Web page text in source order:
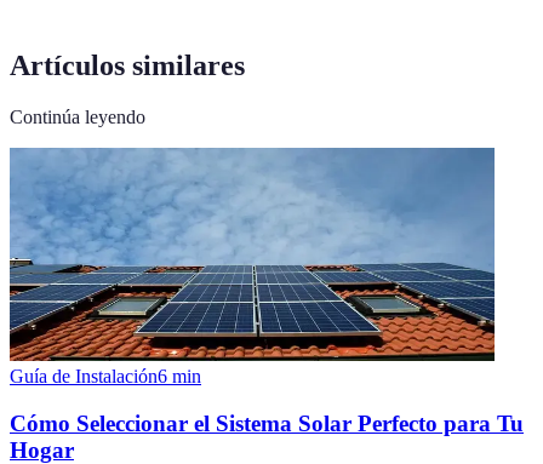
Artículos similares
Continúa leyendo
Guía de Instalación6 min
Cómo Seleccionar el Sistema Solar Perfecto para Tu
Hogar